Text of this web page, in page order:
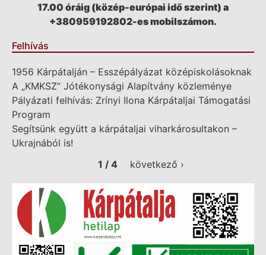
17.00 óráig (közép-európai idő szerint) a
+380959192802-es mobilszámon.
Felhívás
1956 Kárpátalján – Esszépályázat középiskolásoknak
A „KMKSZ” Jótékonysági Alapítvány közleménye
Pályázati felhívás: Zrínyi Ilona Kárpátaljai Támogatási
Program
Segítsünk együtt a kárpátaljai viharkárosultakon –
Ukrajnából is!
1 / 4
következő ›